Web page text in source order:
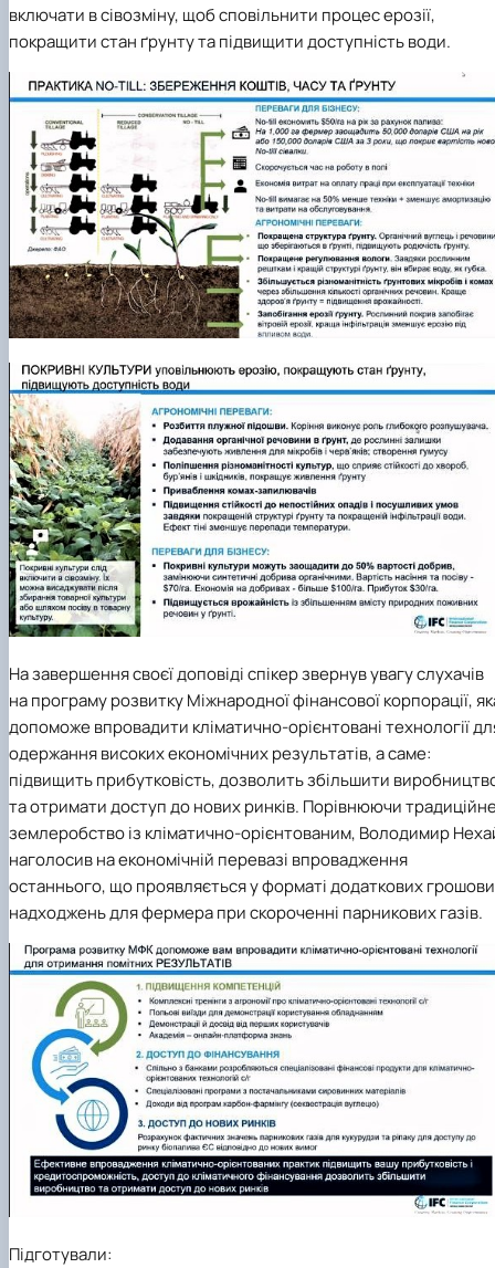
включати в сівозміну, щоб сповільнити процес ерозії,
покращитистан ґрунту та підвищитидоступність води.
На завершення своєї доповіді спікерзвернув увагуслухачів
на програму розвиткуМіжнародної фінансової корпорації,
допоможе впровадити кліматично-орієнтовані технології
одержання високих економічнихрезультатів, а саме:
підвищить прибутковість, дозволить збільшити
та отримати доступ до нових ринків. Порівнюючи
землеробство із кліматично-орієнтованим, Володимир
наголосив наекономічній перевазі впровадження
останнього, що проявляєтьсяуформатідодаткових
надходжень для фермерапри скороченні парникових газів.
Підготували: